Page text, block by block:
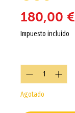
180,00 €
Impuesto incluido
Agotado